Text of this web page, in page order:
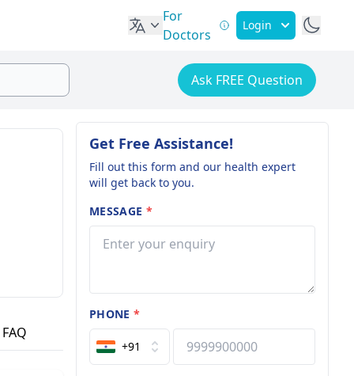
For
Doctors
Login
Ask FREE Question
FAQ
Get Free Assistance!
Fill out this form and our health expert
will get back to you.
MESSAGE *
PHONE*
+91